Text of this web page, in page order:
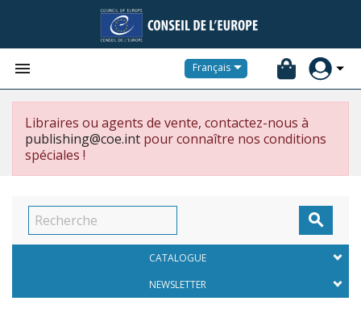
 Français
Libraires ou agents de vente, contactez-nous à
publishing@coe.int pour connaître nos conditions
spéciales !

CATALOGUE
NEWSLETTER